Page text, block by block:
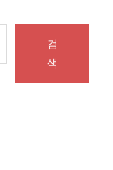
검
색